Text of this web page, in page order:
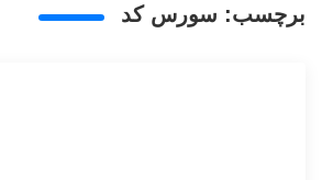
برچسب: سورس کد